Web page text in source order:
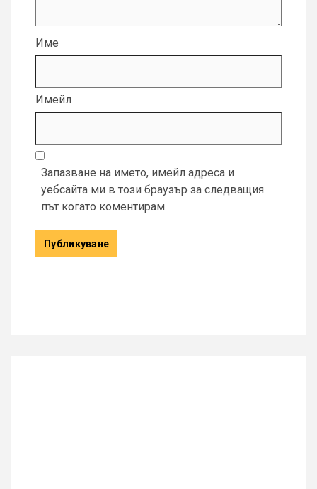
Име
Имейл
Запазване на името, имейл адреса и
уебсайта ми в този браузър за следващия
път когато коментирам.